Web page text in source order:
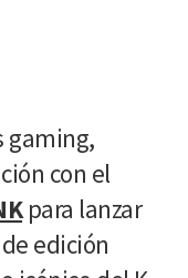
gaming,
con el
para lanzar
edición